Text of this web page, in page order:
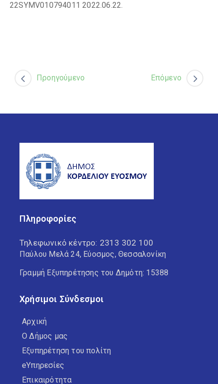
22SYMV010794011 2022.06.22.
Προηγούμενο Επόμενο
Πληροφορίες
Τηλεφωνικό κέντρο: 2313 302 100
Παύλου Μελά 24, Εύοσμος, Θεσσαλονίκη
Γραμμή Εξυπηρέτησης του Δημότη: 15388
Χρήσιμοι Σύνδεσμοι
Αρχική
Ο Δήμος μας
Εξυπηρέτηση του πολίτη
eΥπηρεσίες
Επικαιρότητα